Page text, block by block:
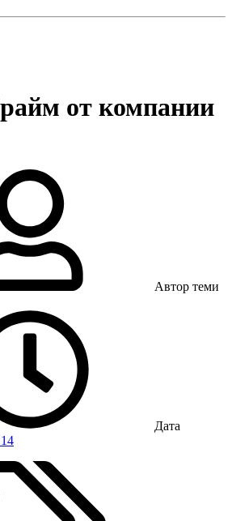
от компании
Автор теми
Дата